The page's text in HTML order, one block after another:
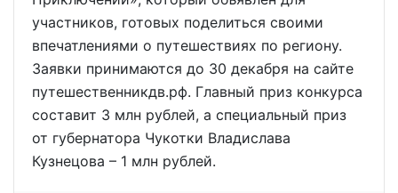
участников, готовых поделиться своими
впечатлениями о путешествиях по региону.
Заявки принимаются до 30 декабря на сайте
путешественникдв.рф. Главный приз конкурса
составит 3 млн рублей, а специальный приз
от губернатора Чукотки Владислава
Кузнецова – 1 млн рублей.